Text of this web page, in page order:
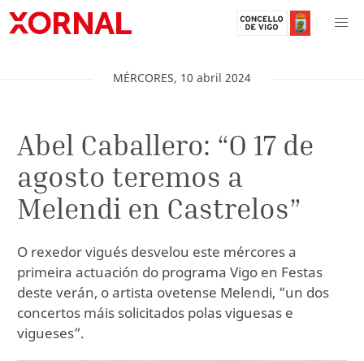
MÉRCORES, 10 abril 2024
Abel Caballero: “O 17 de
agosto teremos a
Melendi en Castrelos”
O rexedor vigués desvelou este mércores a
primeira actuación do programa Vigo en Festas
deste verán, o artista ovetense Melendi, “un dos
concertos máis solicitados polas viguesas e
vigueses”.